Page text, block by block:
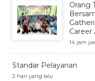
Orang
Career
14 jam
Standar Pelayanan
2 hari yang lalu